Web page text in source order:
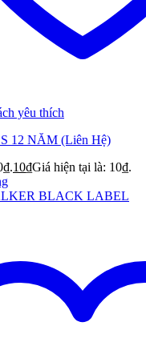
yêu thích
12 NĂM (Liên Hệ)
10₫Giá hiện tại là: 10₫.